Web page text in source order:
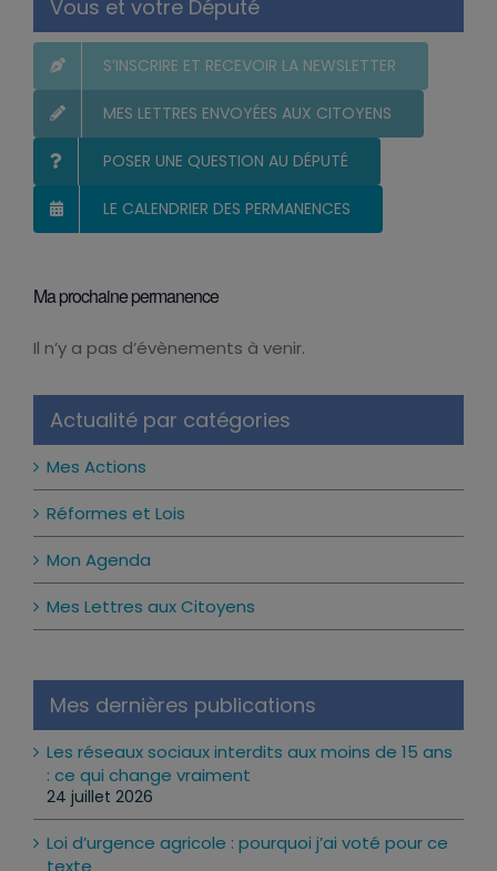
Vous et votre Député
S’INSCRIRE ET RECEVOIR LA NEWSLETTER
MES LETTRES ENVOYÉES AUX CITOYENS
POSER UNE QUESTION AU DÉPUTÉ
LE CALENDRIER DES PERMANENCES
Ma prochaine permanence
Notice
Il n’y a pas d’évènements à venir.
Actualité par catégories
Mes Actions
Réformes et Lois
Mon Agenda
Mes Lettres aux Citoyens
Mes dernières publications
Les réseaux sociaux interdits aux moins de 15 ans
: ce qui change vraiment
24 juillet 2026
Loi d’urgence agricole : pourquoi j’ai voté pour ce
texte